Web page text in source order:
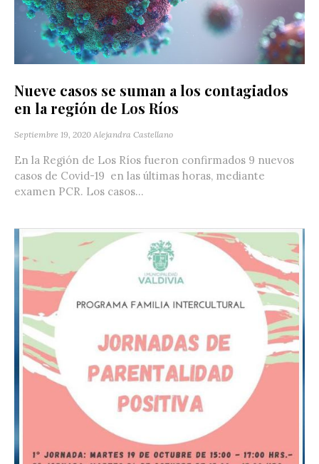
Nueve casos se suman a los contagiados
en la región de Los Ríos
Septiembre 19, 2020 Alejandra Castellano
En la Región de Los Ríos fueron confirmados 9 nuevos
casos de Covid-19 en las últimas horas, mediante
examen PCR. Los casos...